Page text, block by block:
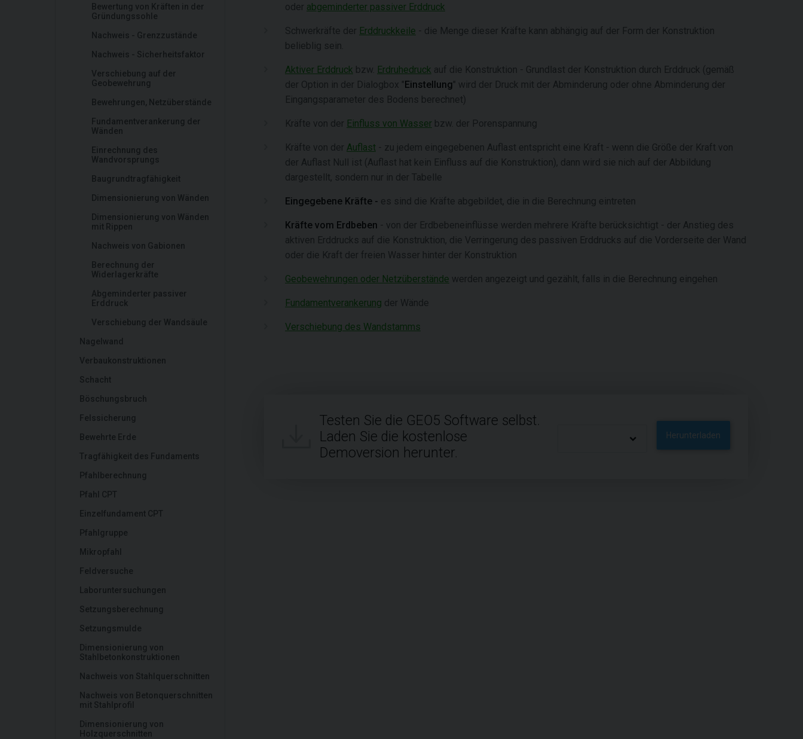
Bewertung von Kräften in der
Gründungssohle
Nachweis - Grenzzustände
Nachweis - Sicherheitsfaktor
Verschiebung auf der
Geobewehrung
Bewehrungen, Netzüberstände
Fundamentverankerung der
Wänden
Einrechnung des
Wandvorsprungs
Baugrundtragfähigkeit
Dimensionierung von Wänden
Dimensionierung von Wänden
mit Rippen
Nachweis von Gabionen
Berechnung der
Widerlagerkräfte
Abgeminderter passiver
Erddruck
Verschiebung der Wandsäule
Nagelwand
Verbaukonstruktionen
Schacht
Böschungsbruch
Felssicherung
Bewehrte Erde
Tragfähigkeit des Fundaments
Pfahlberechnung
Pfahl CPT
Einzelfundament CPT
Pfahlgruppe
Mikropfahl
Feldversuche
Laboruntersuchungen
Setzungsberechnung
Setzungsmulde
Dimensionierung von
Stahlbetonkonstruktionen
Nachweis von Stahlquerschnitten
Nachweis von Betonquerschnitten
mit Stahlprofil
Dimensionierung von
Holzquerschnitten
oder abgeminderter passiver Erddruck
Schwerkräfte der Erddruckkeile - die Menge dieser Kräfte kann abhängig auf der Form der Konstruktion
belieblig sein.
Aktiver Erddruck bzw. Erdruhedruck auf die Konstruktion - Grundlast der Konstruktion durch Erddruck (gemäß
der Option in der Dialogbox "Einstellung" wird der Druck mit der Abminderung oder ohne Abminderung der
Eingangsparameter des Bodens berechnet)
Kräfte von der Einfluss von Wasser bzw. der Porenspannung
Kräfte von der Auflast - zu jedem eingegebenen Auflast entspricht eine Kraft - wenn die Größe der Kraft von
der Auflast Null ist (Auflast hat kein Einfluss auf die Konstruktion), dann wird sie nich auf der Abbildung
dargestellt, sondern nur in der Tabelle
Eingegebene Kräfte - es sind die Kräfte abgebildet, die in die Berechnung eintreten
Kräfte vom Erdbeben - von der Erdbebeneinflüsse werden mehrere Kräfte berücksichtigt - der Anstieg des
aktiven Erddrucks auf die Konstruktion, die Verringerung des passiven Erddrucks auf die Vorderseite der Wand
oder die Kraft der freien Wasser hinter der Konstruktion
Geobewehrungen oder Netzüberstände werden angezeigt und gezählt, falls in die Berechnung eingehen
Fundamentverankerung der Wände
Verschiebung des Wandstamms
Testen Sie die GEO5 Software selbst.
Laden Sie die kostenlose
Demoversion herunter.
Herunterladen